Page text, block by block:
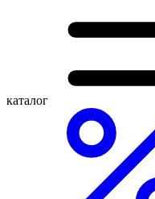
каталог